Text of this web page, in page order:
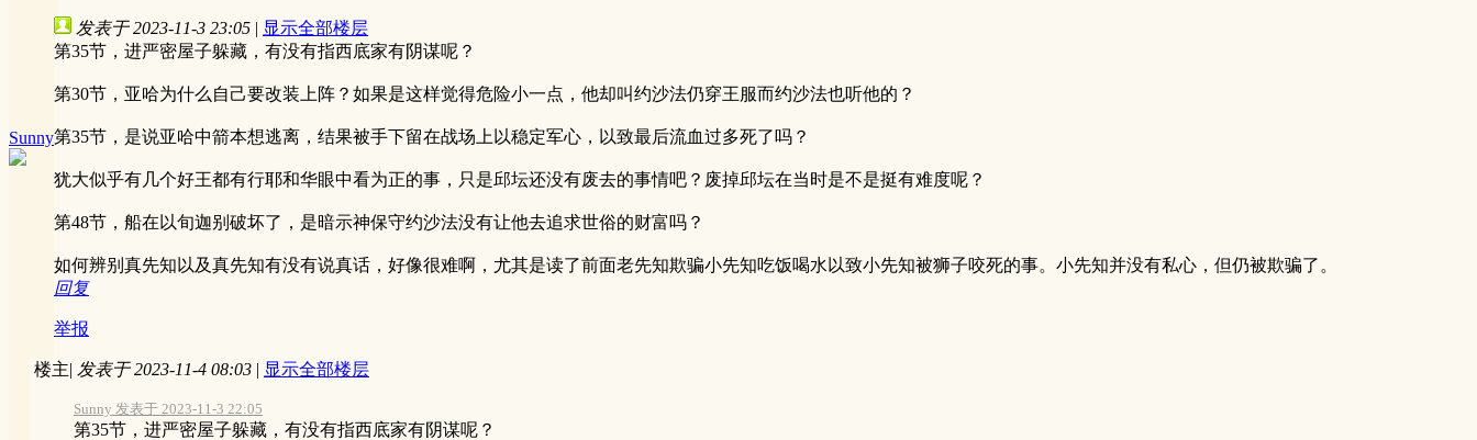
Sunny
发表于 2023-11-3 23:05 | 显示全部楼层
第35节，进严密屋子躲藏，有没有指西底家有阴谋呢？
第30节，亚哈为什么自己要改装上阵？如果是这样觉得危险小一点，他却叫约沙法仍穿王服而约沙法也听他的？
第35节，是说亚哈中箭本想逃离，结果被手下留在战场上以稳定军心，以致最后流血过多死了吗？
犹大似乎有几个好王都有行耶和华眼中看为正的事，只是邱坛还没有废去的事情吧？废掉邱坛在当时是不是挺有难度呢？
第48节，船在以旬迦别破坏了，是暗示神保守约沙法没有让他去追求世俗的财富吗？
如何辨别真先知以及真先知有没有说真话，好像很难啊，尤其是读了前面老先知欺骗小先知吃饭喝水以致小先知被狮子咬死的事。小先知并没有私心，但仍被欺骗了。
回复
举报
楼主| 发表于 2023-11-4 08:03 | 显示全部楼层
Sunny 发表于 2023-11-3 22:05
第35节，进严密屋子躲藏，有没有指西底家有阴谋呢？